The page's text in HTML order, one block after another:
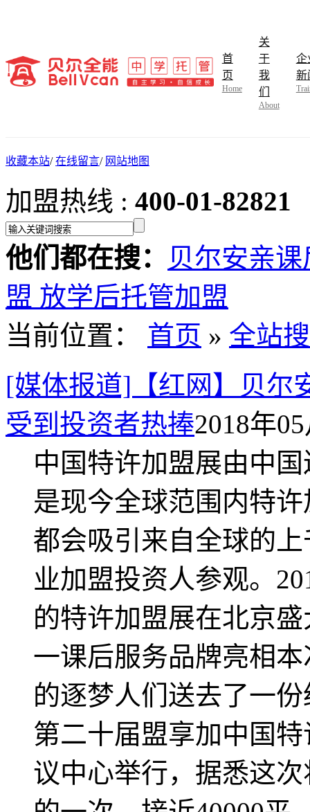
首
页
Home
关
于
我
们
About
企
新
收藏本站/在线留言/ 网站地图
加盟热线 : 400-01-82821
他们都在搜：
贝尔安亲
盟 放学后托管加盟
当前位置：
首页 » 全站
[媒体报道]【红网】贝尔
受到投资者热捧2018年
中国特许加盟展由中
是现今全球范围内特
都会吸引来自全球的
业加盟投资人参观。
的特许加盟展在北京
一课后服务品牌亮相
的逐梦人们送去了一
第二十届盟享加中国
议中心举行，据悉这